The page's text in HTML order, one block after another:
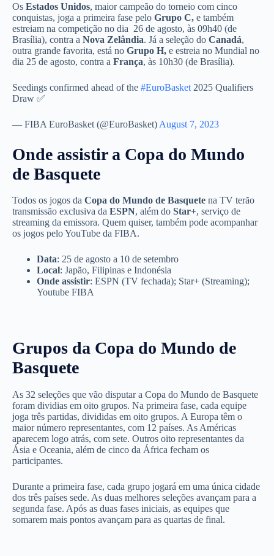
Os Estados Unidos, maior campeão do torneio com cinco
conquistas, joga a primeira fase pelo Grupo C, e também
estreiam na competição no dia 26 de agosto, às 09h40 (de
Brasília), contra a Nova Zelândia. Já a seleção do Canadá,
outra grande favorita, está no Grupo H, e estreia no Mundial no
dia 25 de agosto, contra a França, às 10h30 (de Brasília).
Seedings confirmed ahead of the #EuroBasket 2025 Qualifiers
Draw ✅
— FIBA EuroBasket (@EuroBasket) August 7, 2023
Onde assistir a Copa do Mundo
de Basquete
Todos os jogos da Copa do Mundo de Basquete na TV terão
transmissão exclusiva da ESPN, além do Star+, serviço de
streaming da emissora. Quem quiser, também pode acompanhar
os jogos pelo YouTube da FIBA.
Data: 25 de agosto a 10 de setembro
Local: Japão, Filipinas e Indonésia
Onde assistir: ESPN (TV fechada); Star+ (Streaming);
Youtube FIBA
Grupos da Copa do Mundo de
Basquete
As 32 seleções que vão disputar a Copa do Mundo de Basquete
foram dividias em oito grupos. Na primeira fase, cada equipe
joga três partidas, divididas em oito grupos. A Europa têm o
maior número representantes, com 12 países. As Américas
aparecem logo atrás, com sete. Outros oito representantes da
Ásia e Oceania, além de cinco da África fecham os
participantes.
Durante a primeira fase, cada grupo jogará em uma única cidade
dos três países sede. As duas melhores seleções avançam para a
segunda fase. Após as duas fases iniciais, as equipes que
somarem mais pontos avançam para as quartas de final.